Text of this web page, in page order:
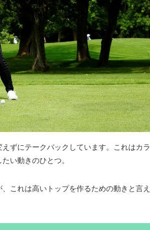
ずにテークバックしています。これはカラ
い動きのひとつ。
これは高いトップを作るための動きと言え